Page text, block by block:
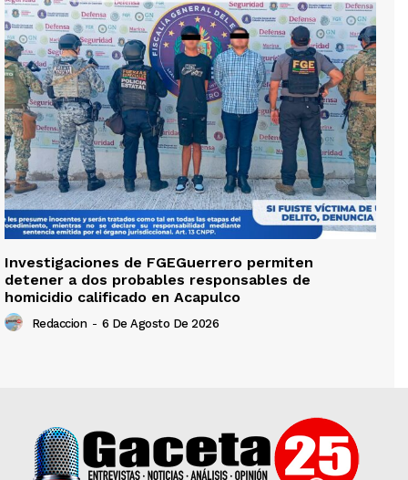
Investigaciones de FGEGuerrero permiten
detener a dos probables responsables de
homicidio calificado en Acapulco
Redaccion - 6 De Agosto De 2026